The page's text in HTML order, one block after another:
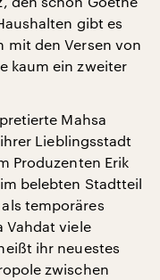
gibt es
mit den Versen von
kaum ein zweiter
Mahsa
Lieblingsstadt
Produzenten Erik
belebten Stadtteil
temporäres
Vahdat viele
ihr neuestes
zwischen